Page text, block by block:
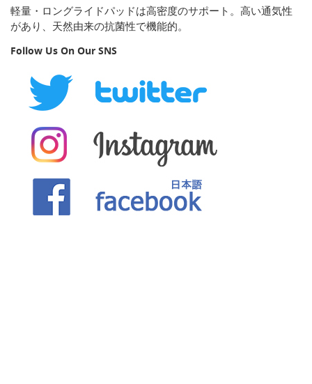
軽量・ロングライドパッドは高密度のサポート。高い通気性
があり、天然由来の抗菌性で機能的。
Follow Us On Our SNS